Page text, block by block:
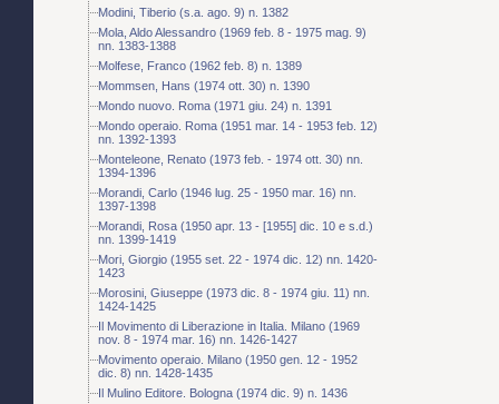
Modini, Tiberio (s.a. ago. 9) n. 1382
Mola, Aldo Alessandro (1969 feb. 8 - 1975 mag. 9)
nn. 1383-1388
Molfese, Franco (1962 feb. 8) n. 1389
Mommsen, Hans (1974 ott. 30) n. 1390
Mondo nuovo. Roma (1971 giu. 24) n. 1391
Mondo operaio. Roma (1951 mar. 14 - 1953 feb. 12)
nn. 1392-1393
Monteleone, Renato (1973 feb. - 1974 ott. 30) nn.
1394-1396
Morandi, Carlo (1946 lug. 25 - 1950 mar. 16) nn.
1397-1398
Morandi, Rosa (1950 apr. 13 - [1955] dic. 10 e s.d.)
nn. 1399-1419
Mori, Giorgio (1955 set. 22 - 1974 dic. 12) nn. 1420-
1423
Morosini, Giuseppe (1973 dic. 8 - 1974 giu. 11) nn.
1424-1425
Il Movimento di Liberazione in Italia. Milano (1969
nov. 8 - 1974 mar. 16) nn. 1426-1427
Movimento operaio. Milano (1950 gen. 12 - 1952
dic. 8) nn. 1428-1435
Il Mulino Editore. Bologna (1974 dic. 9) n. 1436